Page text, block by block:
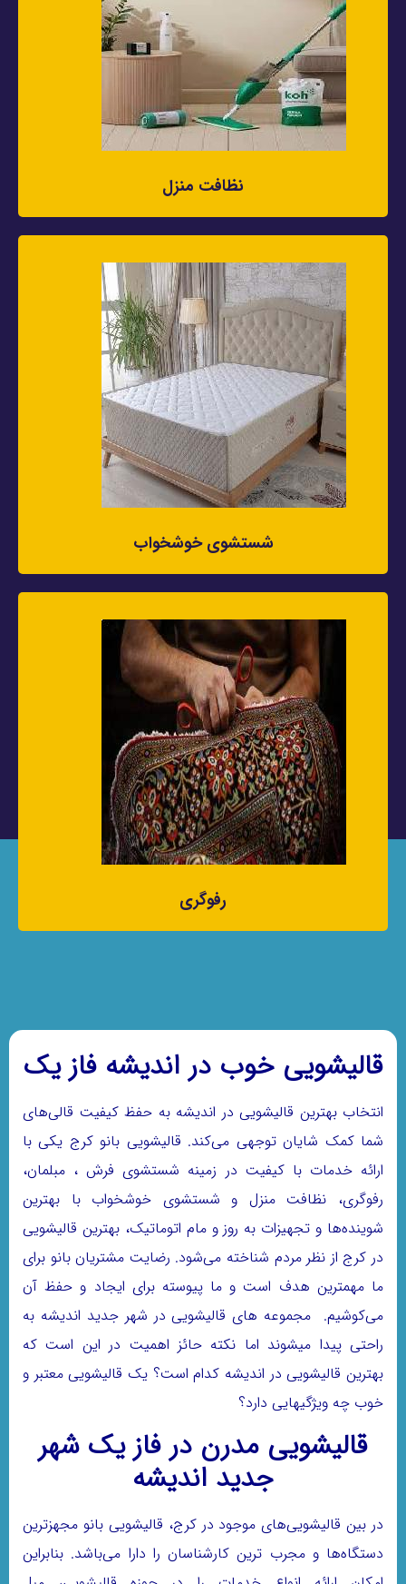
نظافت منزل
شستشوی خوشخواب
رفوگری
قالیشویی خوب در اندیشه فاز یک
انتخاب بهترین قالیشویی در اندیشه به حفظ کیفیت قالی‌های
شما کمک شایان توجهی می‌کند. قالیشویی بانو کرج یکی با
ارائه خدمات با کیفیت در زمینه شستشوی فرش ، مبلمان،
رفوگری، نظافت منزل و شستشوی خوشخواب با بهترین
شوینده‌ها و تجهیزات به روز و مام اتوماتیک، بهترین قالیشویی
در کرج از نظر مردم شناخته می‌شود. رضایت مشتریان بانو برای
ما مهمترین هدف است و ما پیوسته برای ایجاد و حفظ آن
می‌کوشیم. مجموعه های قالیشویی در شهر جدید اندیشه به
راحتی پیدا میشوند اما نکته حائز اهمیت در این است که
بهترین قالیشویی در اندیشه کدام است؟ یک قالیشویی معتبر و
خوب چه ویژگیهایی دارد؟
قالیشویی مدرن در فاز یک شهر
جدید اندیشه
در بین قالیشویی‌های موجود در کرج، قالیشویی بانو مجهزترین
دستگاه‌ها و مجرب ترین کارشناسان را دارا می‌باشد. بنابراین